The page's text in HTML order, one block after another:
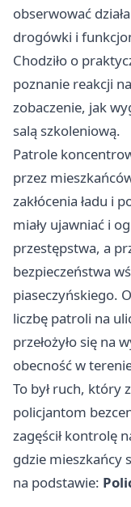
obserwować
drogówki i
Chodziło o
poznanie reakcji
zobaczenie, jak
salą szkoleniową.
Patrole
przez
zakłócenia ładu i
miały ujawniać i
przestępstwa, a
bezpieczeństwa
piaseczyńskiego.
liczbę patroli na
przełożyło się na
obecność w
To był ruch, który
policjantom
zagęścił kontrolę
gdzie mieszkańcy
na podstawie: